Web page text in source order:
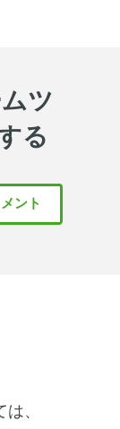
ツ
る
ント
、